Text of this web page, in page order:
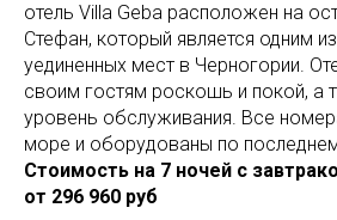
отель Villa Geba расположен на
Стефан, который является одним
уединенных мест в Черногории.
своим гостям роскошь и покой, а
уровень обслуживания. Все
море и оборудованы по
Стоимость на 7 ночей с
от 296 960 руб